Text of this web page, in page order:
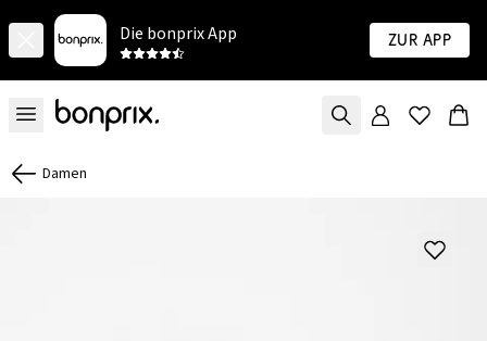
Die bonprix App Zur App
Damen